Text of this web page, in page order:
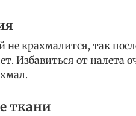
не крахмалится, так
Избавиться от налета
ткани